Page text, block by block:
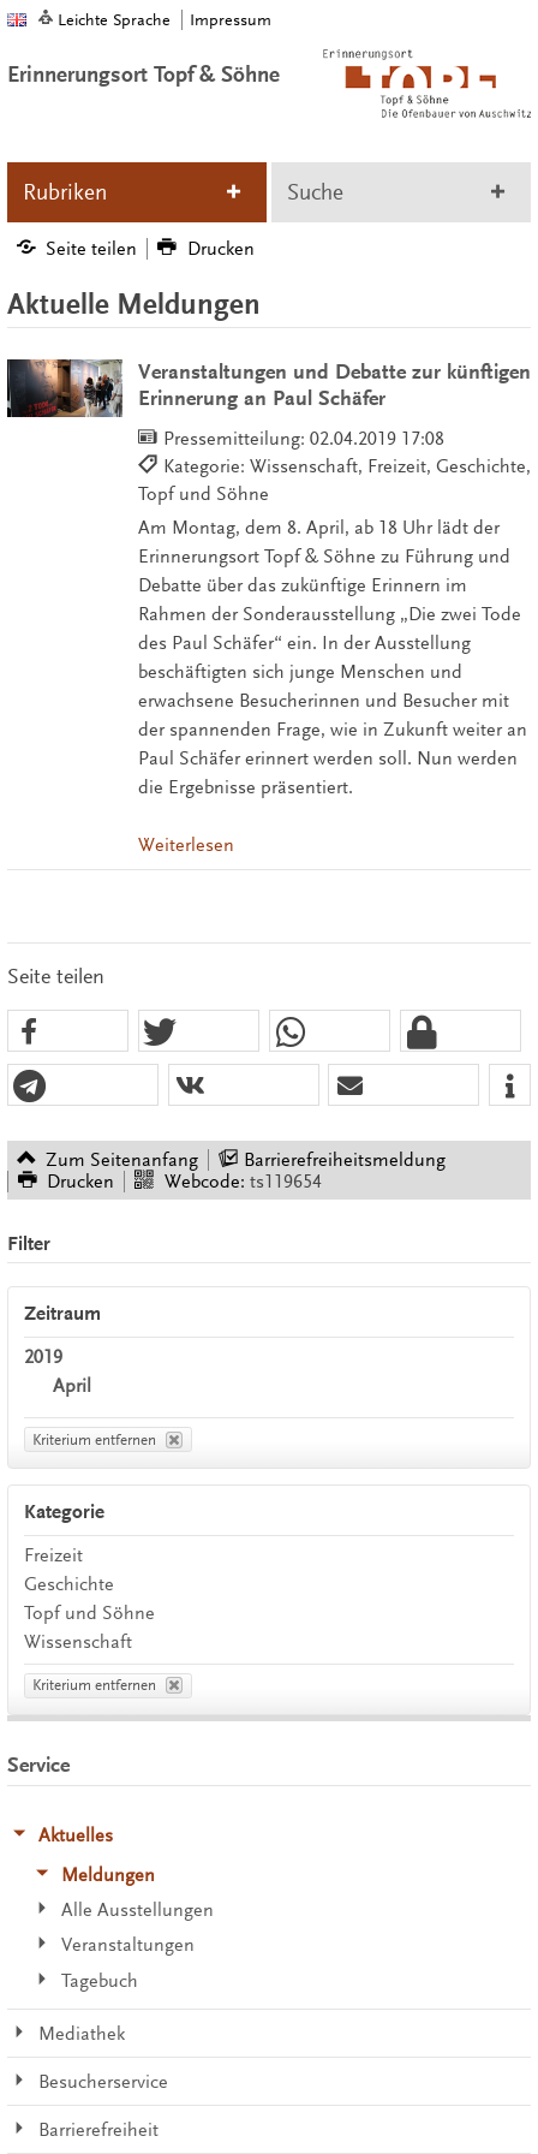
Leichte Sprache Impressum
Erinnerungsort Topf & Söhne
Rubriken Suche
Seite teilen Drucken
Aktuelle Meldungen
Veranstaltungen und Debatte zur künftigen
Erinnerung an Paul Schäfer
Pressemitteilung: 02.04.2019 17:08
Kategorie: Wissenschaft, Freizeit, Geschichte,
Topf und Söhne
Am Montag, dem 8. April, ab 18 Uhr lädt der
Erinnerungsort Topf & Söhne zu Führung und
Debatte über das zukünftige Erinnern im
Rahmen der Sonderausstellung „Die zwei Tode
des Paul Schäfer“ ein. In der Ausstellung
beschäftigten sich junge Menschen und
erwachsene Besucherinnen und Besucher mit
der spannenden Frage, wie in Zukunft weiter an
Paul Schäfer erinnert werden soll. Nun werden
die Ergebnisse präsentiert.
Weiterlesen
Seite teilen
Zum Seitenanfang
Barrierefreiheitsmeldung
Drucken
Webcode: ts119654
Filter
Zeitraum
2019
April
Kriterium entfernen
Kategorie
Freizeit
Geschichte
Topf und Söhne
Wissenschaft
Kriterium entfernen
Service
Aktuelles
Meldungen
Alle Ausstellungen
Veranstaltungen
Tagebuch
Mediathek
Besucherservice
Barrierefreiheit